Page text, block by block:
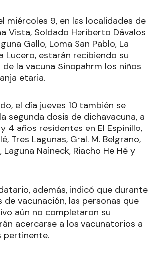
miércoles 9, en las localidades de
Vista, Soldado Heriberto Dávalos
Gallo, Loma San Pablo, La
Lucero, estarán recibiendo su
la vacuna Sinopahrm los niños
etaria.
el día jueves 10 también se
segunda dosis de dichavacuna, a
4 años residentes en El Espinillo,
Tres Lagunas, Gral. M. Belgrano,
Laguna Naineck, Riacho He Hé y
además, indicó que durante
de vacunación, las personas que
aún no completaron su
acercarse a los vacunatorios a
pertinente.